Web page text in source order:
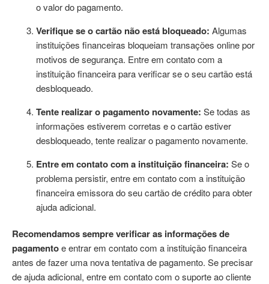
o valor do pagamento.
Verifique se o cartão não está bloqueado: Algumas
instituições financeiras bloqueiam transações online por
motivos de segurança. Entre em contato com a
instituição financeira para verificar se o seu cartão está
desbloqueado.
Tente realizar o pagamento novamente: Se todas as
informações estiverem corretas e o cartão estiver
desbloqueado, tente realizar o pagamento novamente.
Entre em contato com a instituição financeira: Se o
problema persistir, entre em contato com a instituição
financeira emissora do seu cartão de crédito para obter
ajuda adicional.
Recomendamos sempre verificar as informações de
pagamentoe entrar em contato com a instituição financeira
antes de fazer uma nova tentativa de pagamento. Se precisar
de ajuda adicional, entre em contato com o suporte ao cliente